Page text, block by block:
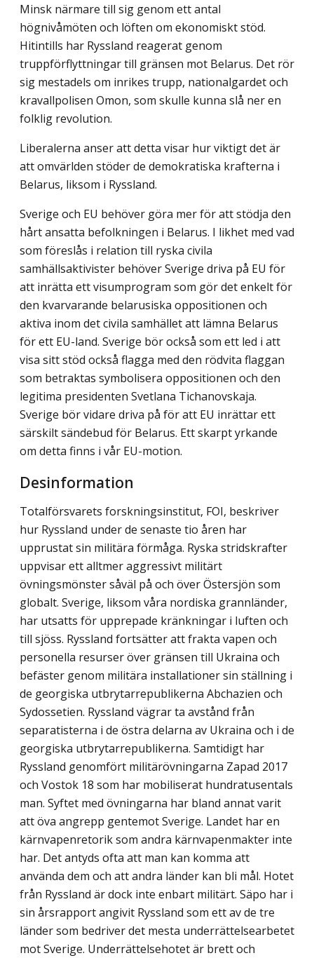
Minsk närmare till sig genom ett antal
högnivåmöten och löften om ekonomiskt stöd.
Hitintills har Ryssland reagerat genom
truppförflyttningar till gränsen mot Belarus. Det rör
sig mestadels om inrikes trupp, nationalgardet och
kravallpolisen Omon, som skulle kunna slå ner en
folklig revolution.
Liberalerna anser att detta visar hur viktigt det är
att omvärlden stöder de demokra­tiska krafterna i
Belarus, liksom i Ryssland.
Sverige och EU behöver göra mer för att stödja den
hårt ansatta befolkningen i Belarus. I likhet med vad
som föreslås i relation till ryska civila
samhällsaktivister behöver Sverige driva på EU för
att inrätta ett visumprogram som gör det enkelt för
den kvarvarande belarusiska oppositionen och
aktiva inom det civila samhället att lämna Belarus
för ett EU-land. Sverige bör också som ett led i att
visa sitt stöd också flagga med den rödvita flaggan
som betraktas symbolisera oppositionen och den
legitima presidenten Svetlana Tichanovskaja.
Sverige bör vidare driva på för att EU inrättar ett
särskilt sändebud för Belarus. Ett skarpt yrkande
om detta finns i vår EU-motion.
Desinformation
Totalförsvarets forskningsinstitut, FOI, beskriver
hur Ryssland under de senaste tio åren har
upprustat sin militära förmåga. Ryska stridskrafter
uppvisar ett alltmer aggressivt militärt
övningsmönster såväl på och över Östersjön som
globalt. Sverige, liksom våra nordiska grannländer,
har utsatts för upprepade kränkningar i luften och
till sjöss. Ryssland fortsätter att frakta vapen och
personella resurser över gränsen till Ukraina och
befäster genom militära installationer sin ställning i
de georgiska utbrytarrepublikerna Abchazien och
Sydossetien. Ryssland vägrar ta avstånd från
separatisterna i de östra delarna av Ukraina och i de
georgiska utbrytarrepublikerna. Samtidigt har
Ryssland genomfört militärövningarna Zapad 2017
och Vostok 18 som har mobiliserat hundra­tusentals
man. Syftet med övningarna har bland annat varit
att öva angrepp gentemot Sverige. Landet har en
kärnvapenretorik som andra kärnvapenmakter inte
har. Det antyds ofta att man kan komma att
använda dem och att andra länder kan bli mål. Hotet
från Ryssland är dock inte enbart militärt. Säpo har i
sin årsrapport angivit Ryssland som ett av de tre
länder som bedriver det mesta underrättelsearbetet
mot Sverige. Underrättelsehotet är brett och